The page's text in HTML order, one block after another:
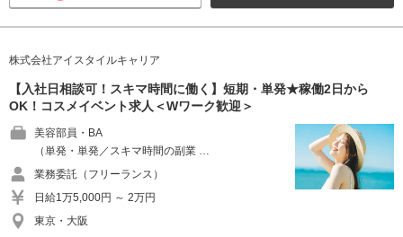
株式会社アイスタイルキャリア
【入社日相談可！スキマ時間に働く】短期・単発★稼働2日から
OK！コスメイベント求人＜Wワーク歓迎＞
美容部員・BA
（単発・単発／スキマ時間の副業 …
業務委託（フリーランス）
日給1万5,000円 ～ 2万円
東京・大阪